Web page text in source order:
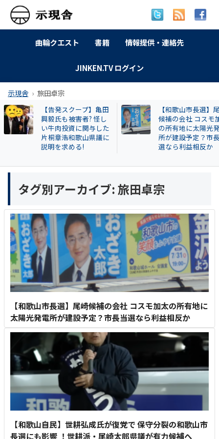
曲輪クエスト 書籍 情報提供・連絡先
JINKEN.TV ログイン
示現舎 旅田卓宗
プ】亀田
者? 怪し
関与した
山県議に
【和歌山市長選】尾崎
候補の会社 コスモ加太
の所有地に太陽光発電
所が建設予定？市長当
【名
署員
場に
遺棄
も
タグ別アーカイブ: 旅田卓宗
【和歌山市長選】尾崎候補の会社 コスモ加太の所有地に
太陽光発電所が建設予定？市長当選なら利益相反か
【和歌山自民】世耕弘成氏が復党で 保守分裂の和歌山市
長選にも影響 ！世耕派・尾崎太郎県議が有力候補へ